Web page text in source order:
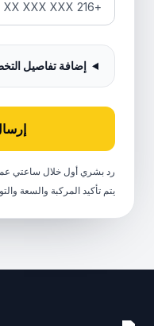
إضافة تفاصيل
رد بشري أول خلال ساعتي عمل، من
يتم تأكيد المركبة والسعة